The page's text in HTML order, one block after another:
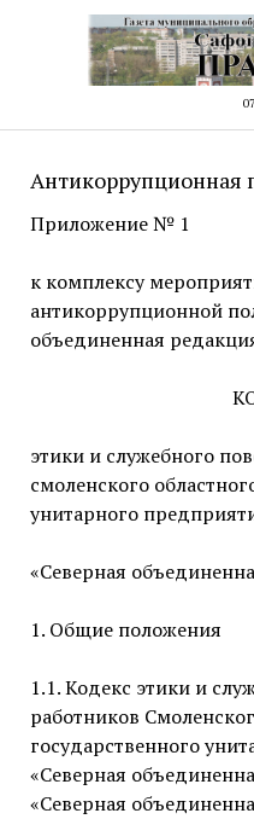
Антикоррупционная
Приложение № 1
к комплексу
антикоррупционной
объединенная
этики и служебного
смоленского
унитарного
«Северная
1. Общие положения
1.1. Кодекс этики и
работников
государственного
«Северная
«Северная